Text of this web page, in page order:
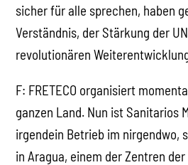
sicher für alle sprechen, haben
Verständnis, der Stärkung der
revolutionären
F: FRETECO organisiert
ganzen Land. Nun ist Sanitarios
irgendein Betrieb im nirgendwo,
in Aragua, einem der Zentren